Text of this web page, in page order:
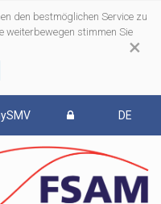
×
den bestmöglichen Service zu
weiterbewegen stimmen Sie
DE